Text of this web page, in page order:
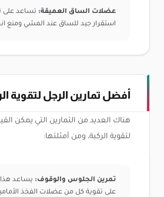
عضلات الساق العميقة: تساعد على
استقرار جيد للساق عند المشي ومنع
أفضل تمارين الرجل لتقوية
هناك العديد من التمارين التي يمكن
لتقوية الركبة، ومن أمثلتها:
تمرين الجلوس والوقوف: يساعد هذا
على تقوية كل من عضلات الفخذ